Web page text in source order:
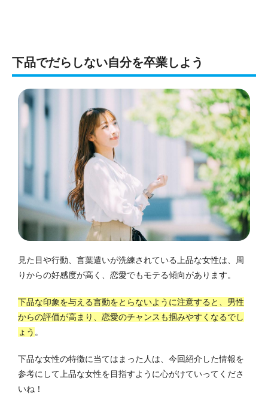
下品でだらしない自分を卒業しよう
見た目や行動、言葉遣いが洗練されている上品な女性は、周
りからの好感度が高く、恋愛でもモテる傾向があります。
下品な印象を与える言動をとらないように注意すると、男性
からの評価が高まり、恋愛のチャンスも掴みやすくなるでし
ょう 。
下品な女性の特徴に当てはまった人は、今回紹介した情報を
参考にして上品な女性を目指すように心がけていってくださ
いね！